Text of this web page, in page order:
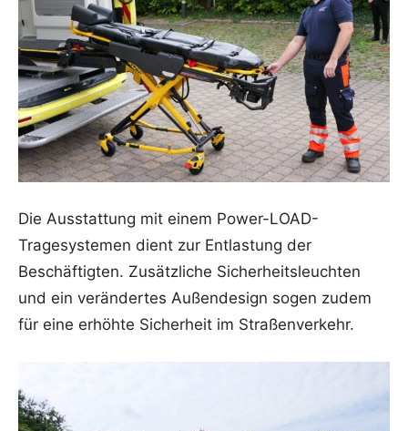
Die Ausstattung mit einem Power-LOAD-
Tragesystemen dient zur Entlastung der
Beschäftigten. Zusätzliche Sicherheitsleuchten
und ein verändertes Außendesign sogen zudem
für eine erhöhte Sicherheit im Straßenverkehr.